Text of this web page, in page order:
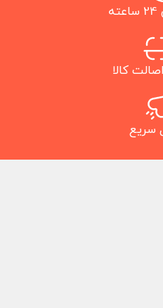
کالا
سریع